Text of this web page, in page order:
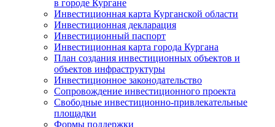
в городе Кургане
Инвестиционная карта Курганской области
Инвестиционная декларация
Инвестиционный паспорт
Инвестиционная карта города Кургана
План создания инвестиционных объектов и
объектов инфраструктуры
Инвестиционное законодательство
Сопровождение инвестиционного проекта
Свободные инвестиционно-привлекательные
площадки
Формы поддержки